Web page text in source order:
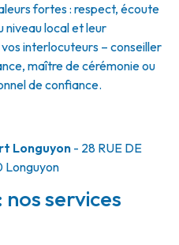
fortes : respect, écoute
niveau local et leur
interlocuteurs – conseiller
maître de cérémonie ou
de confiance.
Longuyon - 28 RUE DE
Longuyon
services